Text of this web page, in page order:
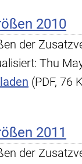
2010
der
Thu
(PDF, 76
2011
der